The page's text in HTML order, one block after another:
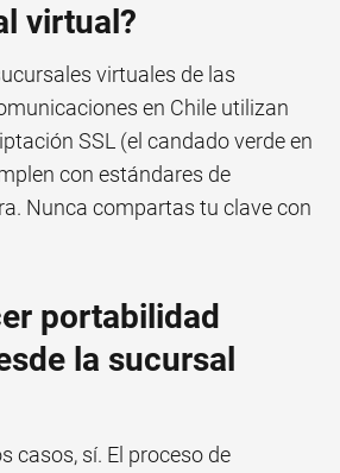
virtual?
virtuales de las
en Chile utilizan
SSL (el candado verde en
con estándares de
Nunca compartas tu clave con
portabilidad
la sucursal
casos, sí. El proceso de